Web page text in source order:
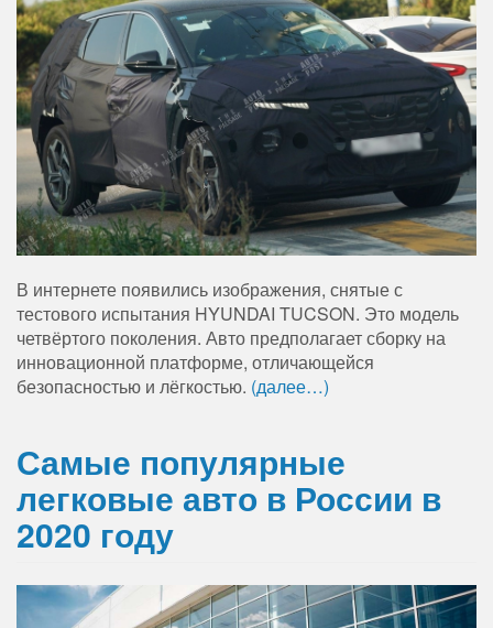
В интернете появились изображения, снятые с
тестового испытания HYUNDAI TUCSON. Это модель
четвёртого поколения. Авто предполагает сборку на
инновационной платформе, отличающейся
безопасностью и лёгкостью. (далее…)
Самые популярные
легковые авто в России в
2020 году